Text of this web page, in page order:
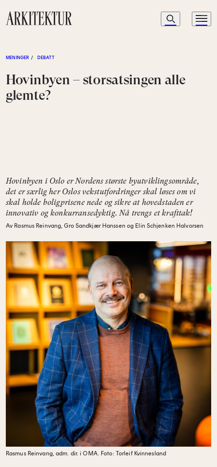
Navigasjon
Søk Meny
MENINGER / DEBATT
Hovinbyen – storsatsingen alle
glemte?
Hovinbyen i Oslo er Nordens største byutviklingsområde,
det er særlig her Oslos vekstutfordringer skal løses om vi
skal holde boligprisene nede og sikre at hovedstaden er
innovativ og konkurransedyktig. Nå trengs et krafttak!
Av Rasmus Reinvang, Gro Sandkjær Hanssen og Elin Schjenken Halvorsen
Rasmus Reinvang, adm. dir. i OMA. Foto: Torleif Kvinnesland